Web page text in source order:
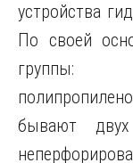
устройства
По своей
группы:
бывают